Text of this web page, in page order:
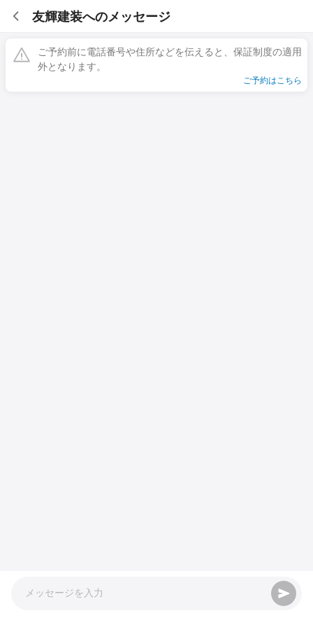
友輝建装へのメッセージ
ご予約前に電話番号や住所などを伝えると、保証制度の適用
外となります。
ご予約はこちら